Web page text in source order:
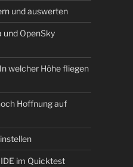
und auswerten
und OpenSky
welcher Höhe fliegen
Hoffnung auf
im Quicktest